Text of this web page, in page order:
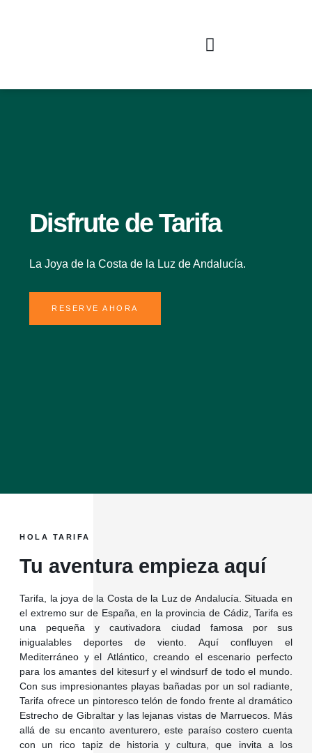
Disfrute de Tarifa
La Joya de la Costa de la Luz de Andalucía.
RESERVE AHORA
HOLA TARIFA
Tu aventura empieza aquí
Tarifa, la joya de la Costa de la Luz de Andalucía. Situada en
el extremo sur de España, en la provincia de Cádiz, Tarifa es
una pequeña y cautivadora ciudad famosa por sus
inigualables deportes de viento. Aquí confluyen el
Mediterráneo y el Atlántico, creando el escenario perfecto
para los amantes del kitesurf y el windsurf de todo el mundo.
Con sus impresionantes playas bañadas por un sol radiante,
Tarifa ofrece un pintoresco telón de fondo frente al dramático
Estrecho de Gibraltar y las lejanas vistas de Marruecos. Más
allá de su encanto aventurero, este paraíso costero cuenta
con un rico tapiz de historia y cultura, que invita a los